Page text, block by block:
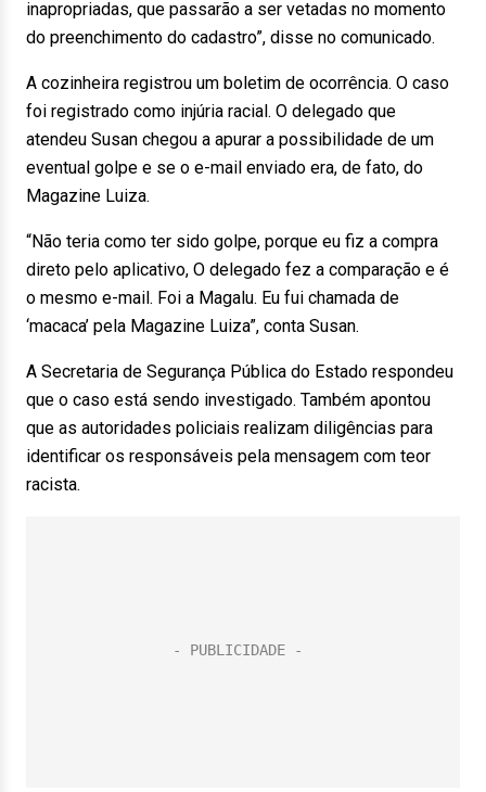
inapropriadas, que passarão a ser vetadas no momento
do preenchimento do cadastro”, disse no comunicado.
A cozinheira registrou um boletim de ocorrência. O caso
foi registrado como injúria racial. O delegado que
atendeu Susan chegou a apurar a possibilidade de um
eventual golpe e se o e-mail enviado era, de fato, do
Magazine Luiza.
“Não teria como ter sido golpe, porque eu fiz a compra
direto pelo aplicativo, O delegado fez a comparação e é
o mesmo e-mail. Foi a Magalu. Eu fui chamada de
‘macaca’ pela Magazine Luiza”, conta Susan.
A Secretaria de Segurança Pública do Estado respondeu
que o caso está sendo investigado. Também apontou
que as autoridades policiais realizam diligências para
identificar os responsáveis pela mensagem com teor
racista.